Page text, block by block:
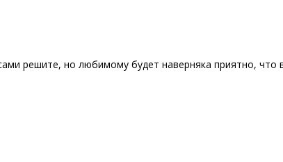
решите, но любимому будет наверняка приятно, что